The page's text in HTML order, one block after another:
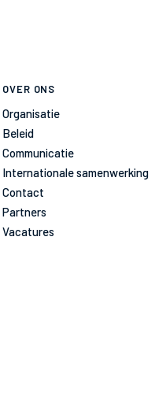
OVER ONS
Organisatie
Beleid
Communicatie
Internationale samenwerking
Contact
Partners
Vacatures